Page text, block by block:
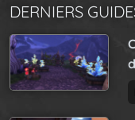
DERNIERS